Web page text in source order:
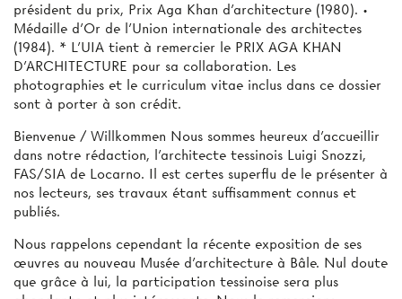
président du prix, Prix Aga Khan d'architecture (1980). •
Médaille d'Or de l'Union internationale des architectes
(1984). * L'UIA tient à remercier le PRIX AGA KHAN
D'ARCHITECTURE pour sa collaboration. Les
photographies et le curriculum vitae inclus dans ce dossier
sont à porter à son crédit.
Bienvenue / Willkommen Nous sommes heureux d’accueillir
dans notre rédaction, l'architecte tessinois Luigi Snozzi,
FAS/SIA de Locarno. Il est certes superflu de le présenter à
nos lecteurs, ses travaux étant suffisamment connus et
publiés.
Nous rappelons cependant la récente exposition de ses
œuvres au nouveau Musée d'architecture à Bâle. Nul doute
que grâce à lui, la participation tessinoise sera plus